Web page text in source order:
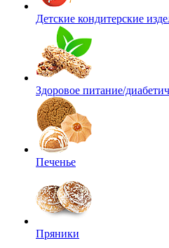
Детские кондитерские
Здоровое питание/
Печенье
Пряники